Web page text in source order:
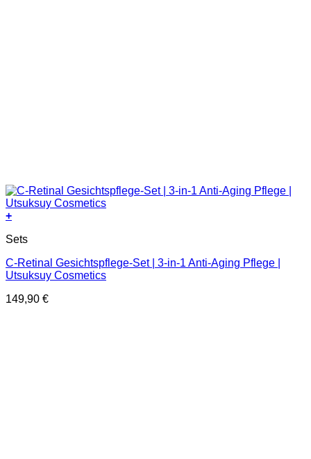
+
Sets
C-Retinal Gesichtspflege-Set | 3-in-1 Anti-Aging Pflege |
Utsuksuy Cosmetics
149,90 €